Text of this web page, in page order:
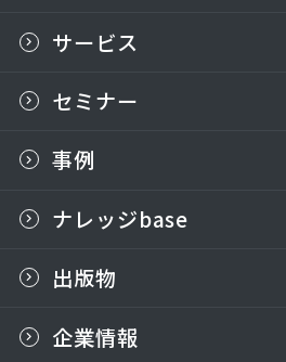
サービス
セミナー
事例
ナレッジbase
出版物
企業情報